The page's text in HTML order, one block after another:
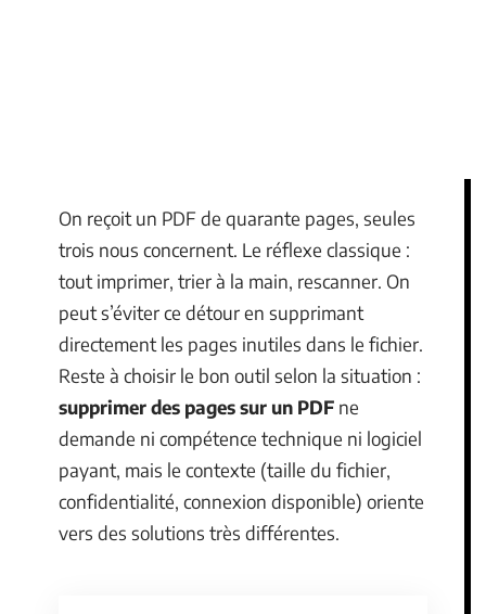
On reçoit un PDF de quarante pages, seules
trois nous concernent. Le réflexe classique :
tout imprimer, trier à la main, rescanner. On
peut s’éviter ce détour en supprimant
directement les pages inutiles dans le fichier.
Reste à choisir le bon outil selon la situation :
supprimer des pages sur un PDF ne
demande ni compétence technique ni logiciel
payant, mais le contexte (taille du fichier,
confidentialité, connexion disponible) oriente
vers des solutions très différentes.